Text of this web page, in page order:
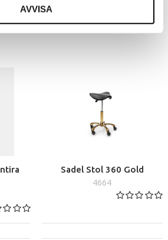
AVVISA
Sadel Stol 360 Gold
4664